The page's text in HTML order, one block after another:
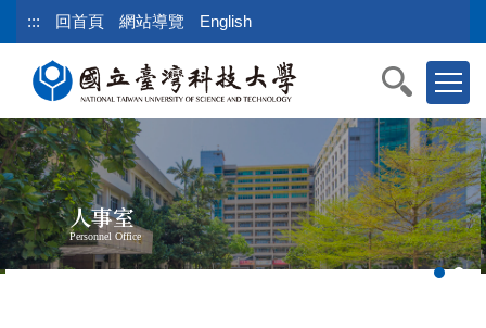
到
內
容
區
塊
::: 回首頁 網站導覽 English
人事室
Personnel Office